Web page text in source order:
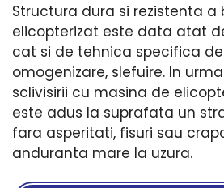
Structura dura si rezistenta a
elicopterizat este data atat
cat si de tehnica specifica
omogenizare, slefuire. In
sclivisirii cu masina de
este adus la suprafata un
fara asperitati, fisuri sau
anduranta mare la uzura.